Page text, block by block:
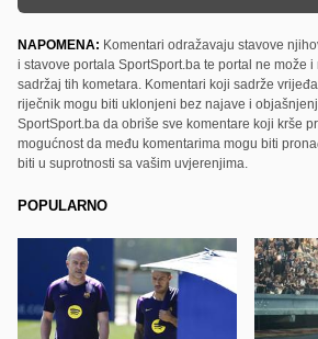
NAPOMENA: Komentari odražavaju stavove
i stavove portala SportSport.ba te portal ne može
sadržaj tih kometara. Komentari koji sadrže
riječnik mogu biti uklonjeni bez najave i
SportSport.ba da obriše sve komentare koji krše
mogućnost da među komentarima mogu biti
biti u suprotnosti sa vašim uvjerenjima.
POPULARNO